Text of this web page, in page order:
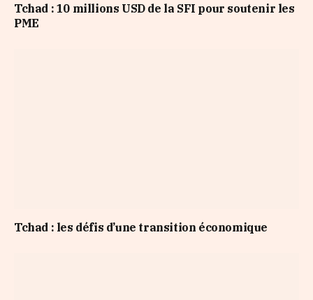
Tchad : 10 millions USD de la SFI pour soutenir les
PME
Tchad : les défis d’une transition économique